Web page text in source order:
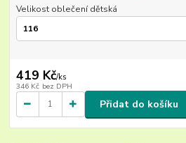
Velikost oblečení dětská
419 Kč/ks
346 Kč bez DPH
Přidat do košíku